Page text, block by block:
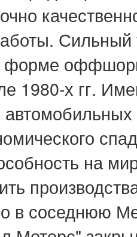
Сильный
форме
1980-х гг.
на
в соседнюю